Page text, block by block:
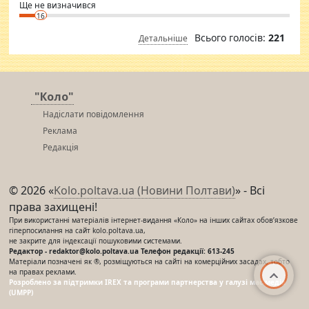
Ще не визначився
16
Детальніше Всього голосів: 221
"Коло"
Надіслати повідомлення
Реклама
Редакція
© 2026 «Kolo.poltava.ua (Новини Полтави)» - Всі
права захищені!
При використанні матеріалів інтернет-видання «Коло» на інших сайтах обов’язкове
гіперпосилання на сайт kolo.poltava.ua,
не закрите для індексації пошуковими системами.
Редактор - redaktor@kolo.poltava.ua Телефон редакції: 613-245
Матеріали позначені як ®, розміщуються на сайті на комерційних засадах, тобто
на правах реклами.
Розроблено за підтримки IREX та програми партнерства у галузі мас-медіа
(UMPP)